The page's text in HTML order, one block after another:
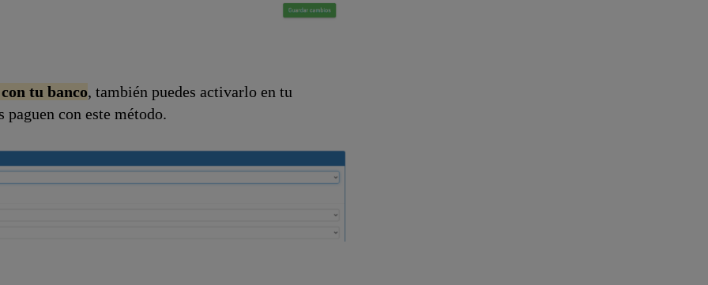
tu banco, también puedes activarlo en tu
con este método.